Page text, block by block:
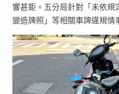
響甚鉅。五分局針對「未依規
變造牌照」等相關車牌違規情